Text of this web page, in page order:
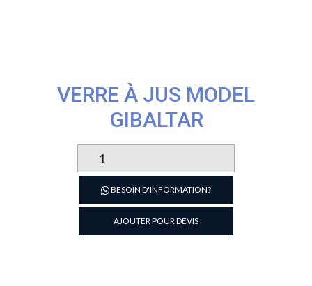
VERRE À JUS MODEL
GIBALTAR
de
Verre
à
jus
model
BESOIN D'INFORMATION?
AJOUTER POUR DEVIS